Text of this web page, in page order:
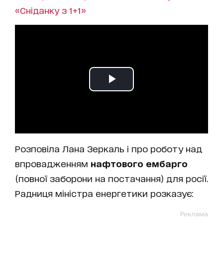
«Сніданку з 1+1»
Розповіла Лана Зеркаль і про роботу над
впровадженням нафтового ембарго
(повної заборони на постачання) для росії.
Радниця міністра енергетики розказує:
Реклама